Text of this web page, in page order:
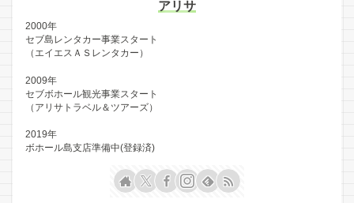
アリサ
2000年
セブ島レンタカー事業スタート
（エイエスＡＳレンタカー）
2009年
セブボホール観光事業スタート
（アリサトラベル＆ツアーズ）
2019年
ボホール島支店準備中(登録済)